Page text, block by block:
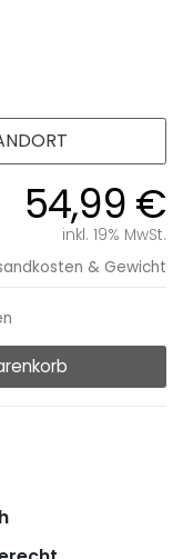
54,99 €
inkl. 19% MwSt.
& Gewicht